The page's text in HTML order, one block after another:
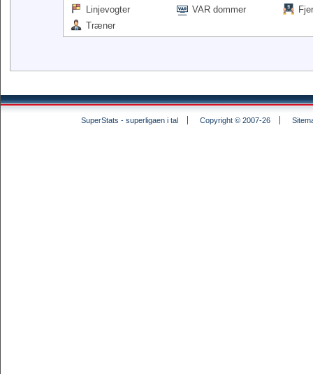
Linjevogter
VAR dommer
Træner
SuperStats - superligaen i tal Copyright © 2007-26